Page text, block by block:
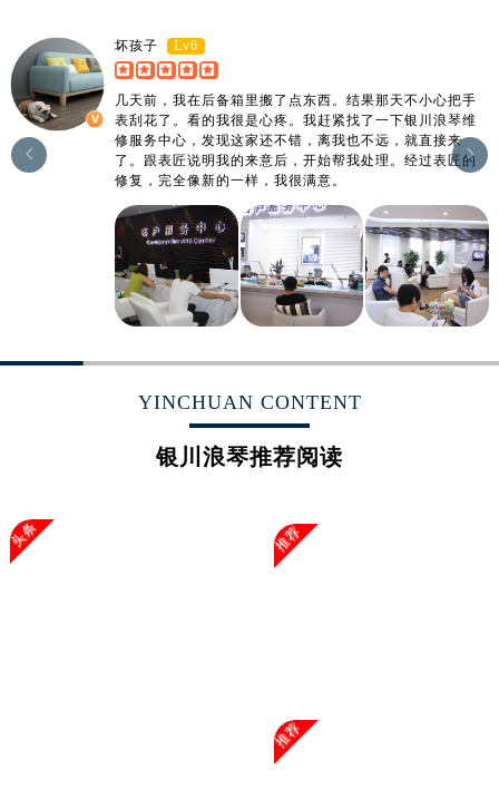
坏孩子 Lv6
几天前，我在后备箱里搬了点东西。结果那天不小心把手
表刮花了。看的我很是心疼。我赶紧找了一下银川浪琴维
修服务中心，发现这家还不错，离我也不远，就直接来
了。跟表匠说明我的来意后，开始帮我处理。经过表匠的
修复，完全像新的一样，我很满意。


YINCHUAN CONTENT
银川浪琴推荐阅读
头条 推荐
推荐